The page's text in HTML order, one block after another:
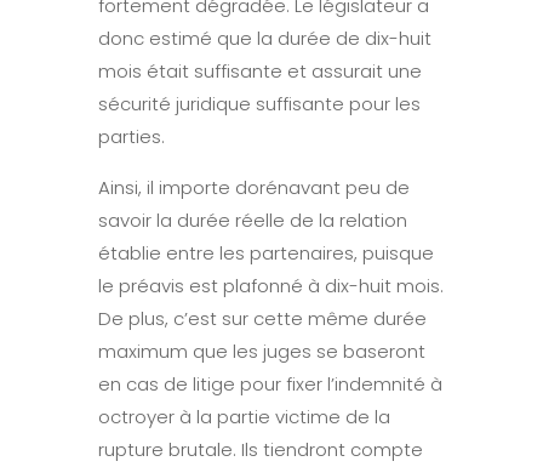
fortement dégradée. Le législateur a
donc estimé que la durée de dix-huit
mois était suffisante et assurait une
sécurité juridique suffisante pour les
parties.
Ainsi, il importe dorénavant peu de
savoir la durée réelle de la relation
établie entre les partenaires, puisque
le préavis est plafonné à dix-huit mois.
De plus, c’est sur cette même durée
maximum que les juges se baseront
en cas de litige pour fixer l’indemnité à
octroyer à la partie victime de la
rupture brutale. Ils tiendront compte